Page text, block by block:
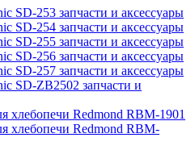
SD-253 запчасти и аксессуары
SD-254 запчасти и аксессуары
SD-255 запчасти и аксессуары
SD-256 запчасти и аксессуары
SD-257 запчасти и аксессуары
SD-ZB2502 запчасти и
хлебопечи Redmond RBM-1901
хлебопечи Redmond RBM-